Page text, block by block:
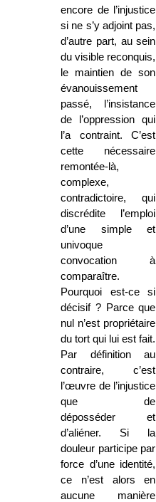
encore de l’injustice
si ne s’y adjoint pas,
d’autre part, au sein
du visible reconquis,
le maintien de son
évanouissement
passé, l’insistance
de l’oppression qui
l’a contraint. C’est
cette nécessaire
remontée-là,
complexe,
contradictoire, qui
discrédite l’emploi
d’une simple et
univoque
convocation à
comparaître.
Pourquoi est-ce si
décisif ? Parce que
nul n’est propriétaire
du tort qui lui est fait.
Par définition au
contraire, c’est
l’œuvre de l’injustice
que de
déposséder et
d’aliéner. Si la
douleur participe par
force d’une identité,
ce n’est alors en
aucune manière